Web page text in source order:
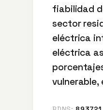
fiabilidad
sector
eléctrica
eléctrica
vulnerable,